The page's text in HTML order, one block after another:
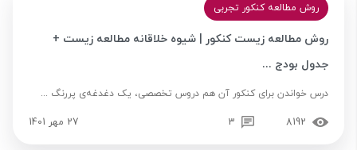
روش مطالعه کنکور تجربی
روش مطالعه زیست کنکور | شیوه خلاقانه مطالعه زیست +
جدول بودج ...
درس خواندن برای کنکور آن هم دروس تخصصی، یک دغدغه‌ی پررنگ ...
8192
3 27 مهر 1401